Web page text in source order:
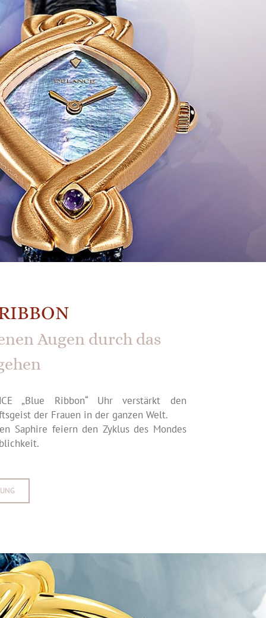
Augen durch das
„Blue Ribbon“ Uhr verstärkt den
der Frauen in der ganzen Welt.
Saphire feiern den Zyklus des Mondes